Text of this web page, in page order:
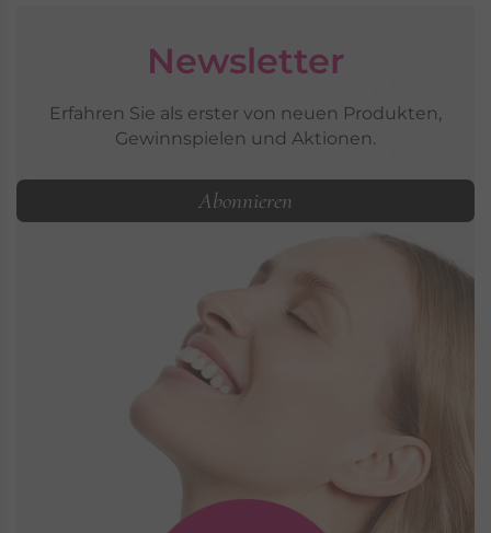
MARINE BREEZE
Limitierte Pflege - für jeden Hauttyp die richtige
Newsletter
Erfahren Sie als erster von neuen Produkten,
Gewinnspielen und Aktionen.
Abonnieren